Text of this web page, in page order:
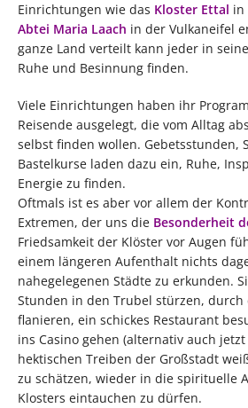
Einrichtungen wie das Kloster Ettal in
Abtei Maria Laach in der Vulkaneifel
ganze Land verteilt kann jeder in
Ruhe und Besinnung finden.
Viele Einrichtungen haben ihr
Reisende ausgelegt, die vom Alltag
selbst finden wollen. Gebetsstunden,
Bastelkurse laden dazu ein, Ruhe,
Energie zu finden.
Oftmals ist es aber vor allem der
Extremen, der uns die Besonderheit
Friedsamkeit der Klöster vor Augen
einem längeren Aufenthalt nichts
nahegelegenen Städte zu erkunden.
Stunden in den Trubel stürzen, durch
flanieren, ein schickes Restaurant
ins Casino gehen (alternativ auch
hektischen Treiben der Großstadt
zu schätzen, wieder in die spirituelle
Klosters eintauchen zu dürfen.